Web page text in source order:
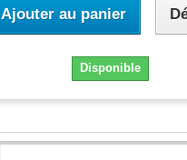
Ajouter au panier
Disponible